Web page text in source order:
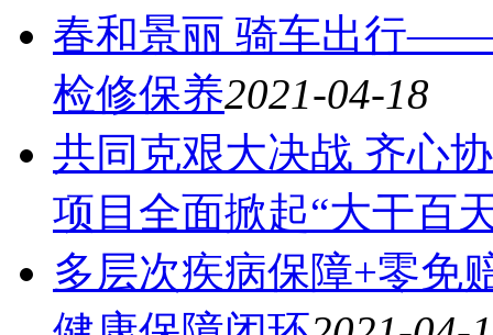
春和景丽 骑车出行——
检修保养2021-04-18
共同克艰大决战 齐心
项目全面掀起“大干百
多层次疾病保障+零免